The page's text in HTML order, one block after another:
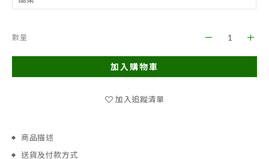
數量
加入購物車
加入追蹤清單
商品描述
送貨及付款方式